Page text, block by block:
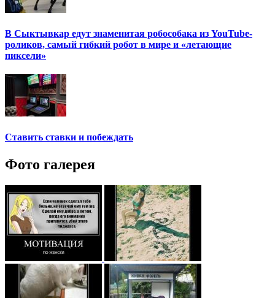
В Сыктывкар едут знаменитая робособака из YouTube-
роликов, самый гибкий робот в мире и «летающие
пиксели»
Ставить ставки и побеждать
Фото галерея